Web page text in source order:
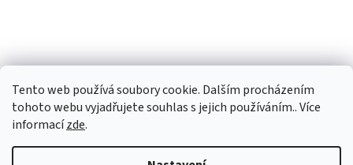
Tento web používá soubory cookie. Dalším procházením
tohoto webu vyjadřujete souhlas s jejich používáním.. Více
informacízde.
p